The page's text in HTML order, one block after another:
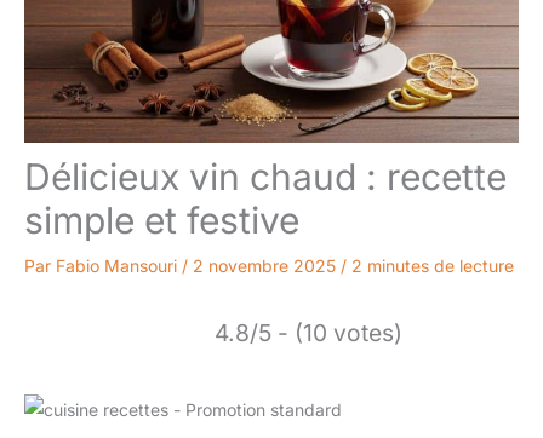
Délicieux vin chaud : recette
simple et festive
Par Fabio Mansouri / 2 novembre 2025 / 2 minutes de lecture
4.8/5 - (10 votes)